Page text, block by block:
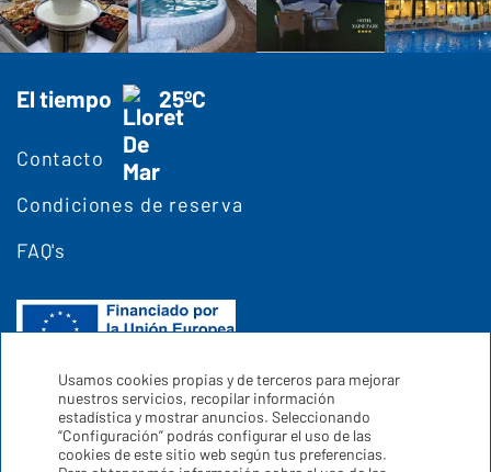
El tiempo 25ºC
Contacto
Condiciones de reserva
FAQ's
Usamos cookies propias y de terceros para mejorar
nuestros servicios, recopilar información
estadística y mostrar anuncios. Seleccionando
“Configuración” podrás configurar el uso de las
cookies de este sitio web según tus preferencias.